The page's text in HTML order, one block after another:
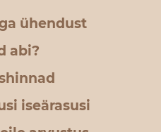
ühendust
abi?
iseärasusi